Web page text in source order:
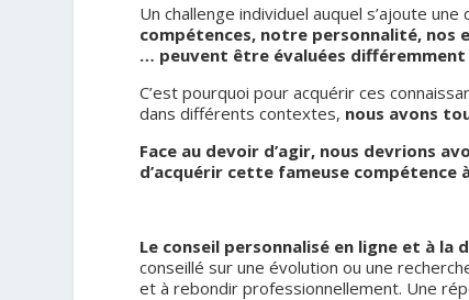
Un challenge individuel auquel s’ajoute
compétences, notre personnalité, nos
… peuvent être évaluées
C’est pourquoi pour acquérir ces
dans différents contextes, nous avons
Face au devoir d’agir, nous devrions
d’acquérir cette fameuse
Le conseil personnalisé en ligne et à la
conseillé sur une évolution ou une
et à rebondir professionnellement. Une